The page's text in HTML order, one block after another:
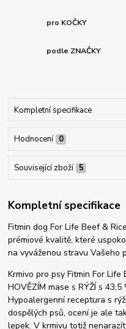
pro KOČKY
podle ZNAČKY
Kompletní specifikace
Hodnocení 0
Související zboží 5
Kompletní specifikace
Fitmin dog For Life Beef &
prémiové kvalitě, které
na vyváženou stravu Vašeho
Krmivo pro psy Fitmin For
HOVĚZÍM mase s RÝŽÍ s
Hypoalergenní receptura s
dospělých psů, ocení je ale
lepek. V krmivu totiž